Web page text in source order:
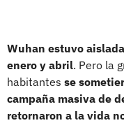
Wuhan estuvo
enero y abril. Pero la
habitantes se
campaña masiva de
retornaron a la vida